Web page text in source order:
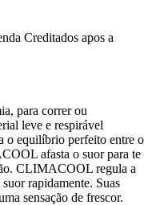
Creditados apos a
para correr ou
leve e respirável
o equilíbrio perfeito entre o
afasta o suor para te
CLIMACOOL regula a
rapidamente. Suas
sensação de frescor.